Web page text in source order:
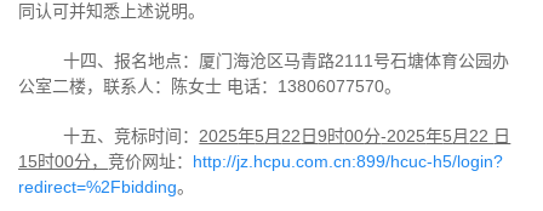
同认可并知悉上述说明。
十四、报名地点：厦门海沧区马青路2111 号石塘体育公园办
公室二楼，联系人：陈女士 电话： 13806077570。
十五、竞标时间： 2025年5月 22 日9时00分-2025年5月 22 日
15时00分， 竞价网址： http://jz.hcpu.com.cn:899/hcuc-h5/login?
redirect=%2Fbidding。